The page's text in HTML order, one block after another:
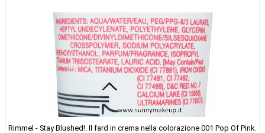
Rimmel - Stay Blushed!. Il fard in crema nella colorazione 001 Pop Of Pink.